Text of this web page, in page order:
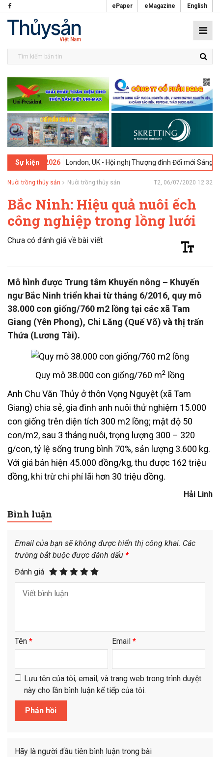
ePaper eMagazine English
Sự kiện
09-02-2026 London, UK - Hội nghị Thượng đỉnh Đổi mới Sáng tạo
Nuôi trồng thủy sản Nuôi trồng thủy sản T2, 06/07/2020 12:32
Bắc Ninh: Hiệu quả nuôi ếch
công nghiệp trong lồng lưới
Chưa có đánh giá về bài viết
Mô hình được Trung tâm Khuyến nông – Khuyến
ngư Bắc Ninh triển khai từ tháng 6/2016, quy mô
38.000 con giống/760 m2 lồng tại các xã Tam
Giang (Yên Phong), Chi Lăng (Quế Võ) và thị trấn
Thứa (Lương Tài).
Quy mô 38.000 con giống/760 m2 lồng
Anh Chu Văn Thủy ở thôn Vọng Nguyệt (xã Tam
Giang) chia sẻ, gia đình anh nuôi thử nghiệm 15.000
con giống trên diện tích 300 m2 lồng; mật độ 50
con/m2, sau 3 tháng nuôi, trọng lượng 300 – 320
g/con, tỷ lệ sống trung bình 70%, sản lượng 3.600 kg.
Với giá bán hiện 45.000 đồng/kg, thu được 162 triệu
đồng, khi trừ chi phí lãi hơn 30 triệu đồng.
Hải Linh
Bình luận
Email của bạn sẽ không được hiển thị công khai. Các
trường bắt buộc được đánh dấu *
Đánh giá
Tên * Email *
Lưu tên của tôi, email, và trang web trong trình duyệt
này cho lần bình luận kế tiếp của tôi.
Hãy là người đầu tiên bình luận trong bài